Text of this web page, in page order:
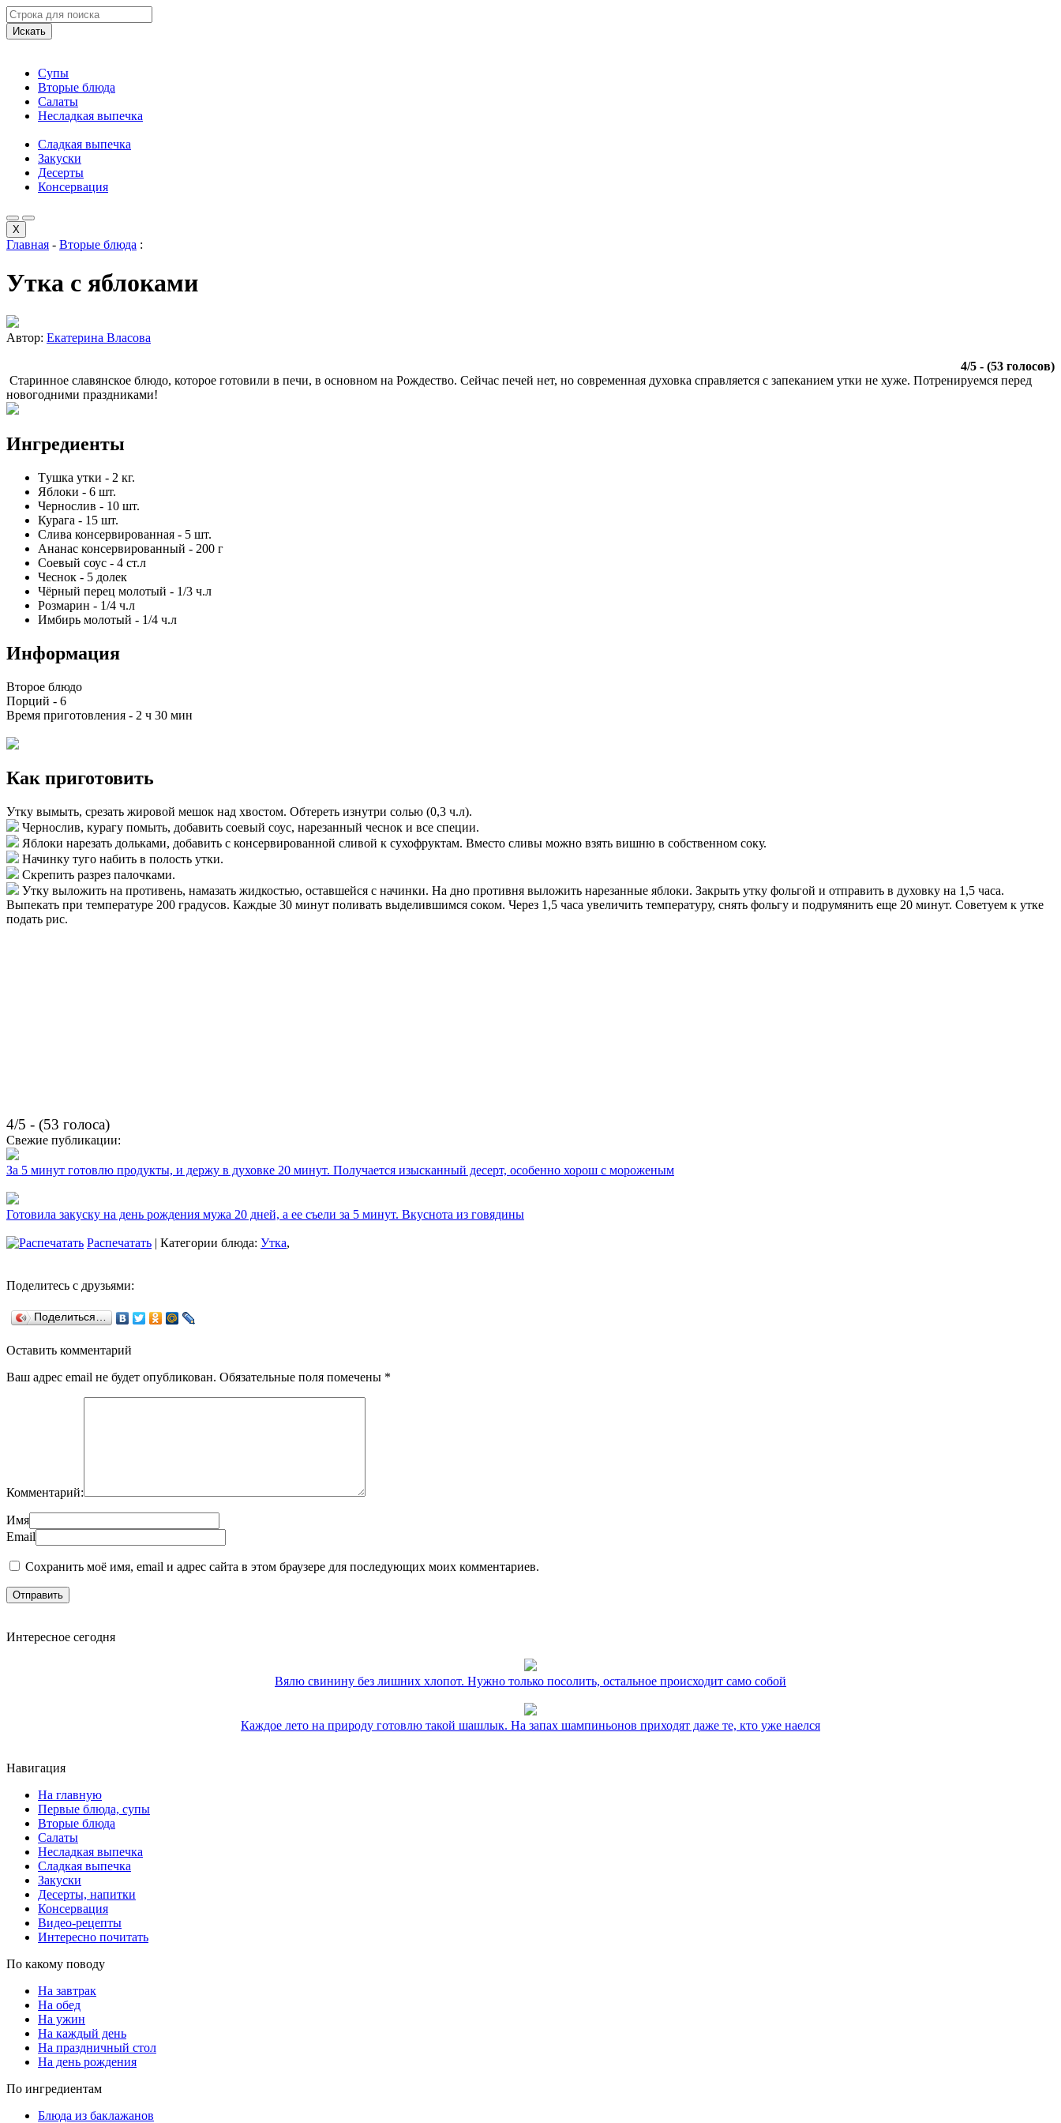
Искать
Супы
Вторые блюда
Салаты
Несладкая выпечка
Сладкая выпечка
Закуски
Десерты
Консервация
X
Главная - Вторые блюда :
Утка с яблоками
Автор: Екатерина Власова
4/5 - (53 голосов)
Старинное славянское блюдо, которое готовили в печи, в основном на Рождество. Сейчас печей нет, но современная духовка справляется с запеканием утки не хуже. Потренируемся перед
новогодними праздниками!
Ингредиенты
Tушка утки - 2 кг.
Яблоки - 6 шт.
Чернослив - 10 шт.
Курага - 15 шт.
Слива консервированная - 5 шт.
Ананас консервированный - 200 г
Соевый соус - 4 ст.л
Чеснок - 5 долек
Чёрный перец молотый - 1/3 ч.л
Розмарин - 1/4 ч.л
Имбирь молотый - 1/4 ч.л
Информация
Второе блюдо
Порций - 6
Время приготовления - 2 ч 30 мин
Как приготовить
Утку вымыть, срезать жировой мешок над хвостом. Обтереть изнутри солью (0,3 ч.л).
Чернослив, курагу помыть, добавить соевый соус, нарезанный чеснок и все специи.
Яблоки нарезать дольками, добавить с консервированной сливой к сухофруктам. Вместо сливы можно взять вишню в собственном соку.
Начинку туго набить в полость утки.
Скрепить разрез палочками.
Утку выложить на противень, намазать жидкостью, оставшейся с начинки. На дно противня выложить нарезанные яблоки. Закрыть утку фольгой и отправить в духовку на 1,5 часа.
Выпекать при температуре 200 градусов. Каждые 30 минут поливать выделившимся соком. Через 1,5 часа увеличить температуру, снять фольгу и подрумянить еще 20 минут. Советуем к утке
подать рис.
4/5 - (53 голоса)
Свежие публикации:
За 5 минут готовлю продукты, и держу в духовке 20 минут. Получается изысканный десерт, особенно хорош с мороженым
Готовила закуску на день рождения мужа 20 дней, а ее съели за 5 минут. Вкуснота из говядины
Распечатать | Категории блюда: Утка,
Поделитесь с друзьями:
Поделиться…
Оставить комментарий
Ваш адрес email не будет опубликован. Обязательные поля помечены *
Комментарий:
Имя
Email
Сохранить моё имя, email и адрес сайта в этом браузере для последующих моих комментариев.
Интересное сегодня
Вялю свинину без лишних хлопот. Нужно только посолить, остальное происходит само собой
Каждое лето на природу готовлю такой шашлык. На запах шампиньонов приходят даже те, кто уже наелся
Навигация
На главную
Первые блюда, супы
Вторые блюда
Салаты
Несладкая выпечка
Сладкая выпечка
Закуски
Десерты, напитки
Консервация
Видео-рецепты
Интересно почитать
По какому поводу
На завтрак
На обед
На ужин
На каждый день
На праздничный стол
На день рождения
По ингредиентам
Блюда из баклажанов